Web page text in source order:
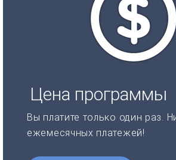
Цена программы
Вы платите только один раз.
ежемесячных платежей!